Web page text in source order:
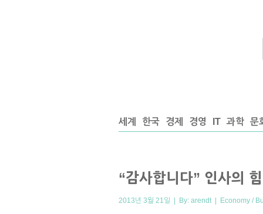
세계 한국 경제 경영 IT 과학 문
“감사합니다” 인사의 힘
2013년 3월 21일 | By: arendt| Economy /